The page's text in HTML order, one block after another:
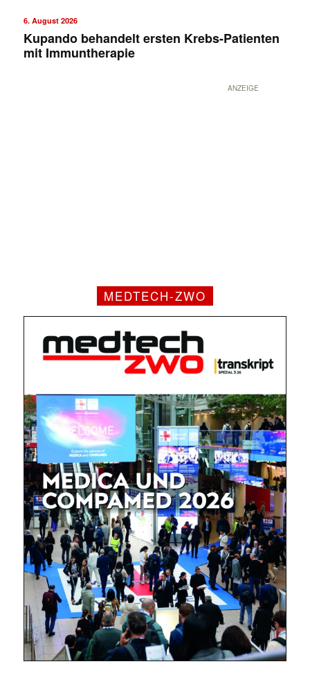
6. August 2026
Kupando behandelt ersten Krebs-Patienten
mit Immuntherapie
ANZEIGE
MEDTECH-ZWO